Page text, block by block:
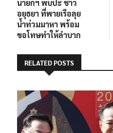
เรื่อง
นายกฯ พบปะ ชาว
อยุธยา ที่พายเรือลุย
น้ำท่วมมาหา พร้อม
ขอโทษทำให้ลำบาก
RELATED POSTS